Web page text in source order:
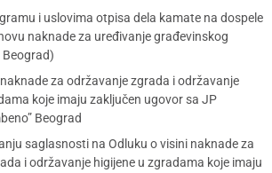
i uslovima otpisa dela kamate na dospele
naknade za uređivanje građevinskog
za održavanje zgrada i održavanje
koje imaju zaključen ugovor sa JP
Beograd
saglasnosti na Odluku o visini naknade za
i održavanje higijene u zgradama koje imaju